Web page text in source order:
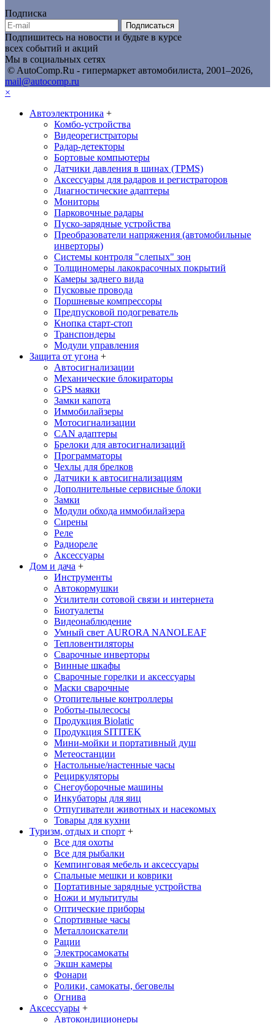
Подписка
Подписаться
Подпишитесь на новости и будьте в курсе
всех событий и акций
Мы в социальных сетях
© AutoComp.Ru - гипермаркет автомобилиста, 2001–2026,
mail@autocomp.ru
×
Автоэлектроника +
Комбо-устройства
Видеорегистраторы
Радар-детекторы
Бортовые компьютеры
Датчики давления в шинах (TPMS)
Аксессуары для радаров и регистраторов
Диагностические адаптеры
Мониторы
Парковочные радары
Пуско-зарядные устройства
Преобразователи напряжения (автомобильные
инверторы)
Системы контроля "слепых" зон
Толщиномеры лакокрасочных покрытий
Камеры заднего вида
Пусковые провода
Поршневые компрессоры
Предпусковой подогреватель
Кнопка старт-стоп
Транспондеры
Модули управления
Защита от угона +
Автосигнализации
Механические блoкираторы
GPS маяки
Замки капота
Иммобилайзеры
Мотосигнализации
CAN адаптеры
Брелоки для автосигнализаций
Программаторы
Чехлы для брелков
Датчики к автосигнализациям
Дополнительные сервисные блоки
Замки
Модули обхода иммобилайзера
Сирены
Реле
Радиореле
Аксессуары
Дом и дача +
Инструменты
Автокормушки
Усилители сотовой связи и интернета
Биотуалеты
Видеонаблюдение
Умный свет AURORA NANOLEAF
Тепловентиляторы
Сварочные инверторы
Винные шкафы
Сварочные горелки и аксессуары
Маски сварочные
Отопительные контроллеры
Роботы-пылесосы
Продукция Biolatic
Продукция SITITEK
Мини-мойки и портативный душ
Метеостанции
Настольные/настенные часы
Рециркуляторы
Снегоуборочные машины
Инкубаторы для яиц
Отпугиватели животных и насекомых
Товары для кухни
Туризм, отдых и спорт +
Все для охоты
Все для рыбалки
Кемпинговая мебель и аксессуары
Спальные мешки и коврики
Портативные зарядные устройства
Ножи и мультитулы
Оптические приборы
Спортивные часы
Металлоискатели
Рации
Электросамокаты
Экшн камеры
Фонари
Ролики, самокаты, беговелы
Огнива
Аксессуары +
Автокондиционеры